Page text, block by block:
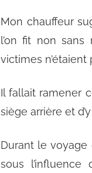
Mon chauffeur
l’on fit non sans
victimes n’étaient
Il fallait ramener
siège arrière et
Durant le voyage
sous